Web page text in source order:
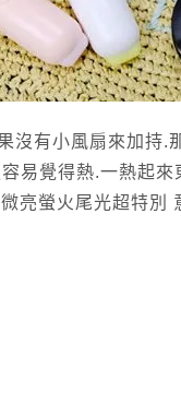
有小風扇來加持.
易覺得熱.一熱起來
亮螢火尾光超特別